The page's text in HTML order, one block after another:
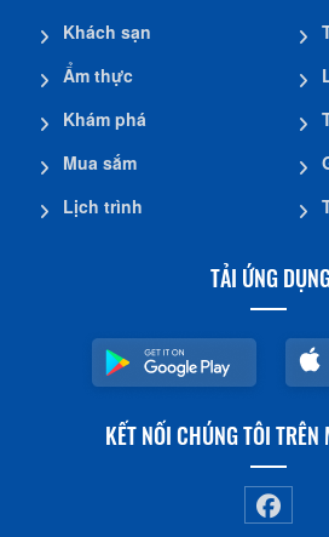
Khách sạn
Ẩm thực
Khám phá
Mua sắm
Lịch trình
TẢI ỨNG
KẾT NỐI CHÚNG TÔI TRÊN